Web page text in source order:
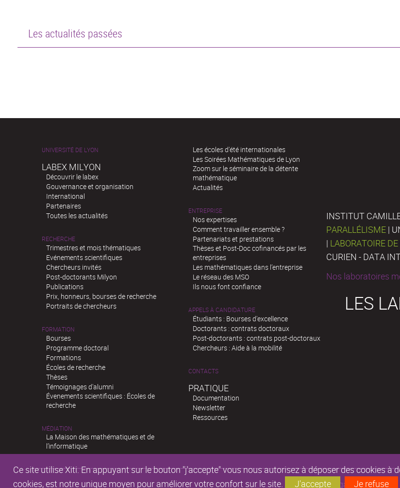
Ce site utilise Xiti. En appuyant sur le bouton "j'accepte" vous nous autorisez à déposer des cookies à
cookies, est notre unique moyen pour améliorer votre confort sur le site.
J'accepte Je refuse
Les actualités passées
UNIVERSITÉ DE LYON
LABEX MILYON
Découvrir le labex
Gouvernance et organisation
International
Partenaires
Toutes les actualités
RECHERCHE
Trimestres et mois thématiques
Evénements scientifiques
Chercheurs invités
Post-doctorants Milyon
Publications
Prix, honneurs, bourses de recherche
Portraits de chercheurs
FORMATION
Bourses
Programme doctoral
Formations
Écoles de recherche
Thèses
Témoignages d'alumni
Évenements scientifiques : Écoles de
recherche
MÉDIATION
La Maison des mathématiques et de
l’informatique
Les écoles d'été internationales
Les Soirées Mathématiques de Lyon
Zoom sur le séminaire de la détente
mathématique
Actualités
ENTREPRISE
Nos expertises
Comment travailler ensemble ?
Partenariats et prestations
Thèses et Post-Doc cofinancés par les
entreprises
Les mathématiques dans l’entreprise
Le réseau des MSO
Ils nous font confiance
APPELS À CANDIDATURE
Étudiants : Bourses d'excellence
Doctorants : contrats doctoraux
Post-doctorants : contrats post-doctoraux
Chercheurs : Aide à la mobilité
CONTACTS
PRATIQUE
Documentation
Newsletter
Ressources
INSTITUT
PARALLÉLISME |
| LABORATOIRE
CURIEN - DATA
Nos laboratoires
LES
Mentions légales